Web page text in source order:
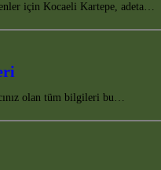
için Kocaeli Kartepe, adeta…
olan tüm bilgileri bu…